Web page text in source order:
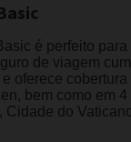
é perfeito
de viagem
oferece
bem como em
Cidade do